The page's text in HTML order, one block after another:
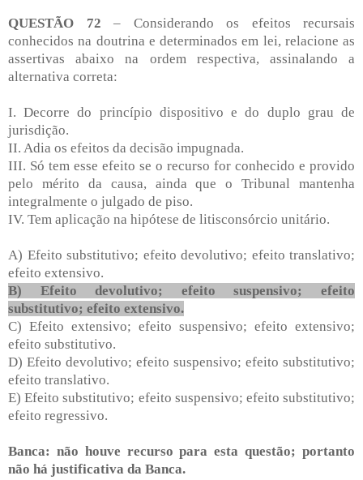
QUESTÃO 72 – Considerando os efeitos recursais
conhecidos na doutrina e determinados em lei, relacione as
assertivas abaixo na ordem respectiva, assinalando a
alternativa correta:
I. Decorre do princípio dispositivo e do duplo grau de
jurisdição.
II. Adia os efeitos da decisão impugnada.
III. Só tem esse efeito se o recurso for conhecido e provido
pelo mérito da causa, ainda que o Tribunal mantenha
integralmente o julgado de piso.
IV. Tem aplicação na hipótese de litisconsórcio unitário.
A) Efeito substitutivo; efeito devolutivo; efeito translativo;
efeito extensivo.
B) Efeito devolutivo; efeito suspensivo; efeito
substitutivo; efeito extensivo.
C) Efeito extensivo; efeito suspensivo; efeito extensivo;
efeito substitutivo.
D) Efeito devolutivo; efeito suspensivo; efeito substitutivo;
efeito translativo.
E) Efeito substitutivo; efeito suspensivo; efeito substitutivo;
efeito regressivo.
Banca: não houve recurso para esta questão; portanto
não há justificativa da Banca.